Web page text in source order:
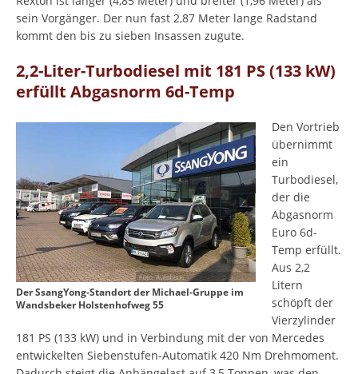
sein Vorgänger. Der nun fast 2,87 Meter lange Radstand
kommt den bis zu sieben Insassen zugute.
2,2-Liter-Turbodiesel mit 181 PS (133 kW)
erfüllt Abgasnorm 6d-Temp
Der SsangYong-Standort der Michael-Gruppe im
Wandsbeker Holstenhofweg 55
Den Vortrieb
übernimmt
ein
Turbodiesel,
der die
Abgasnorm
Euro 6d-
Temp erfüllt.
Aus 2,2
Litern
schöpft der
Vierzylinder
181 PS (133 kW) und in Verbindung mit der von Mercedes
entwickelten Siebenstufen-Automatik 420 Nm Drehmoment.